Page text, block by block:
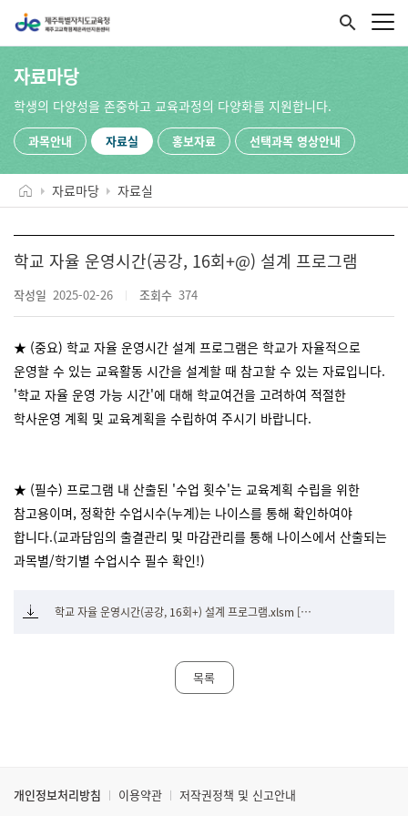
search
자료마당
학생의 다양성을 존중하고 교육과정의 다양화를 지원합니다.
과목안내 자료실 홍보자료 선택과목 영상안내
자료마당 자료실
학교 자율 운영시간(공강, 16회+@) 설계 프로그램
작성일 2025-02-26 조회수 374
★ (중요) 학교 자율 운영시간 설계 프로그램은 학교가 자율적으로
운영할 수 있는 교육활동 시간을 설계할 때 참고할 수 있는 자료입니다.
'학교 자율 운영 가능 시간'에 대해 학교여건을 고려하여 적절한
학사운영 계획 및 교육계획을 수립하여 주시기 바랍니다.
★ (필수) 프로그램 내 산출된 '수업 횟수'는 교육계획 수립을 위한
참고용이며, 정확한 수업시수(누계)는 나이스를 통해 확인하여야
합니다.(교과담임의 출결관리 및 마감관리를 통해 나이스에서 산출되는
과목별/학기별 수업시수 필수 확인!)
학교 자율 운영시간(공강, 16회+) 설계 프로그램.xlsm [101.2 Kbyte]
목록
개인정보처리방침 이용약관 저작권정책 및 신고안내